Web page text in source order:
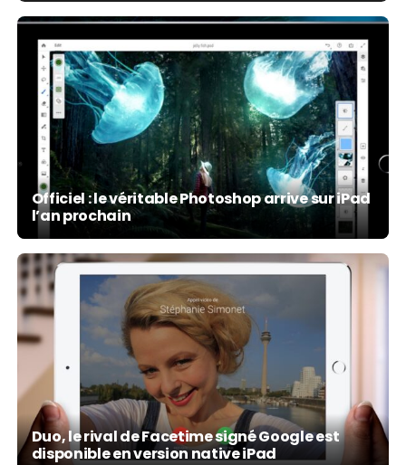
Officiel : le véritable Photoshop arrive sur iPad
l’an prochain
Duo, le rival de Facetime signé Google est
disponible en version native iPad